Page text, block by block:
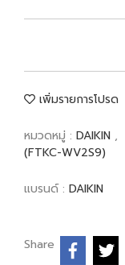
เพิ่มรายการโปรด
หมวดหมู่ : DAIKIN ,
(FTKC-WV2S9)
แบรนด์ : DAIKIN
Share